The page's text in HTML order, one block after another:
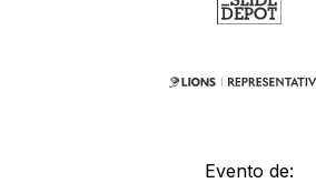
Evento de: